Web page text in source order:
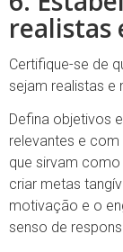
realistas
Certifique-se de
sejam realistas e
Defina objetivos
relevantes e
que sirvam
criar metas
motivação e o
senso de